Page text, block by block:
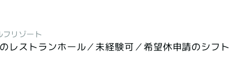
リゾート
レストランホール／未経験可／希望休申請のシフト